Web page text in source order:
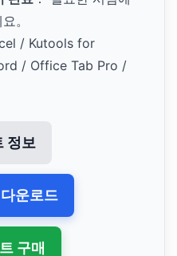
。
/ Kutools for
/ Office Tab Pro /
정보
운로드
구매